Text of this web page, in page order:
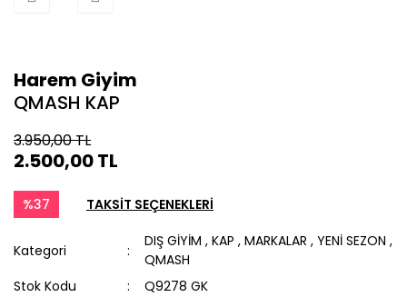
Harem Giyim
QMASH KAP
3.950,00 TL
2.500,00 TL
%37 TAKSİT SEÇENEKLERİ
Kategori
DIŞ GİYİM ,KAP ,MARKALAR ,YENİ SEZON,
QMASH
Stok Kodu
Q9278 GK